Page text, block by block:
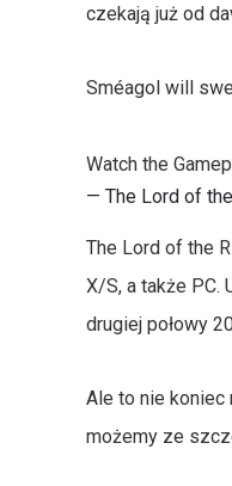
czekają już od
Sméagol will
Watch the
— The Lord of
The Lord of the
X/S, a także PC.
drugiej połowy
Ale to nie koniec
możemy ze